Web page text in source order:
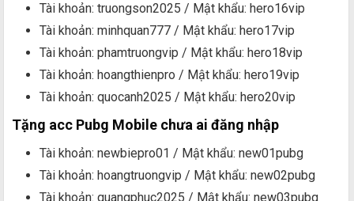
Tài khoản: truongson2025 / Mật khẩu: hero16vip
Tài khoản: minhquan777 / Mật khẩu: hero17vip
Tài khoản: phamtruongvip / Mật khẩu: hero18vip
Tài khoản: hoangthienpro / Mật khẩu: hero19vip
Tài khoản: quocanh2025 / Mật khẩu: hero20vip
Tặng acc Pubg Mobile chưa ai đăng nhập
Tài khoản: newbiepro01 / Mật khẩu: new01pubg
Tài khoản: hoangtruongvip / Mật khẩu: new02pubg
Tài khoản: quangphuc2025 / Mật khẩu: new03pubg